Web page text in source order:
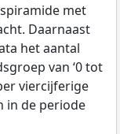
met
Daarnaast
het aantal
van ‘0 tot
viercijferige
in de periode